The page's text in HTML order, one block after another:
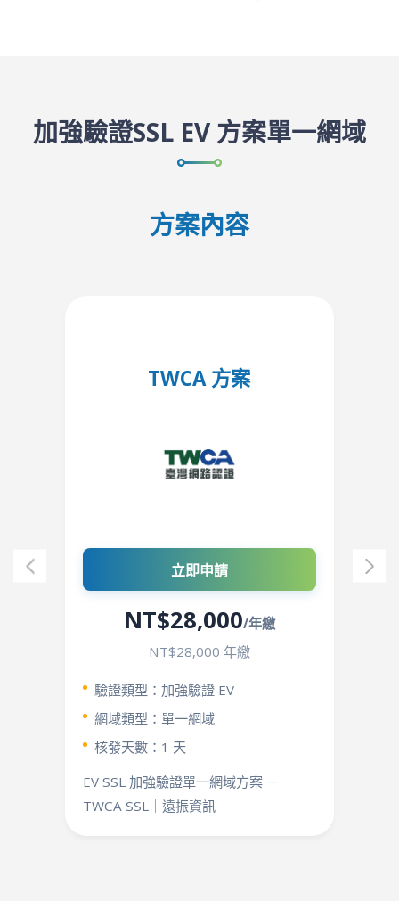
加強驗證SSL EV 方案單一網域
方案內容
TWCA 方案
立即申請
NT$28,000/年繳
NT$28,000 年繳
驗證類型：加強驗證 EV
網域類型：單一網域
核發天數：1 天
EV SSL 加強驗證單一網域方案 －
TWCA SSL｜遠振資訊